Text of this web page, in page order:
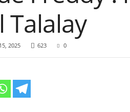
Talalay
2025 623 0